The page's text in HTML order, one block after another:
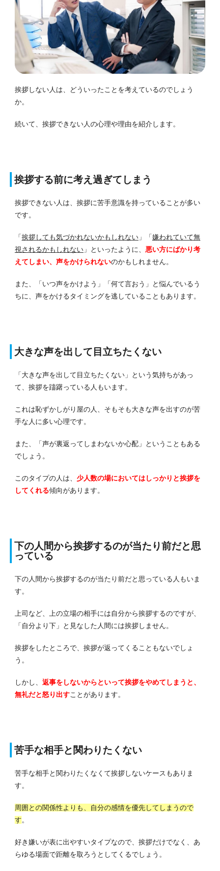
挨拶しない人は、どういったことを考えているのでしょう
か。
続いて、挨拶できない人の心理や理由を紹介します。
挨拶する前に考え過ぎてしまう
挨拶できない人は、挨拶に苦手意識を持っていることが多い
です。
「挨拶しても気づかれないかもしれない 」「嫌われていて無
視されるかもしれない 」といったように、 悪い方にばかり考
えてしまい、声をかけられないのかもしれません。
また、「いつ声をかけよう」「何て言おう」と悩んでいるう
ちに、声をかけるタイミングを逃していることもあります。
大きな声を出して目立ちたくない
「大きな声を出して目立ちたくない」という気持ちがあっ
て、挨拶を躊躇っている人もいます。
これは恥ずかしがり屋の人、そもそも大きな声を出すのが苦
手な人に多い心理です。
また、「声が裏返ってしまわないか心配」ということもある
でしょう。
このタイプの人は、 少人数の場においてはしっかりと挨拶を
してくれる傾向があります。
下の人間から挨拶するのが当たり前だと思
っている
下の人間から挨拶するのが当たり前だと思っている人もいま
す。
上司など、上の立場の相手には自分から挨拶するのですが、
「自分より下」と見なした人間には挨拶しません。
挨拶をしたところで、挨拶が返ってくることもないでしょ
う。
しかし、 返事をしないからといって挨拶をやめてしまうと、
無礼だと怒り出すことがあります。
苦手な相手と関わりたくない
苦手な相手と関わりたくなくて挨拶しないケースもありま
す。
周囲との関係性よりも、自分の感情を優先してしまうので
す。
好き嫌いが表に出やすいタイプなので、挨拶だけでなく、あ
らゆる場面で距離を取ろうとしてくるでしょう。